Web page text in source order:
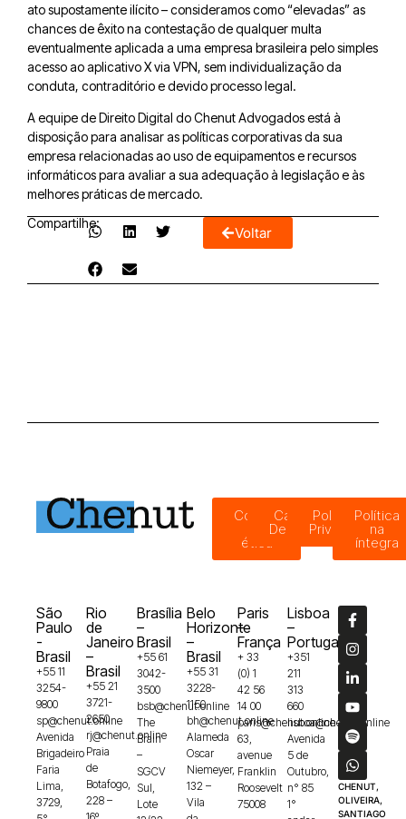
ato supostamente ilícito – consideramos como “elevadas” as
chances de êxito na contestação de qualquer multa
eventualmente aplicada a uma empresa brasileira pelo simples
acesso ao aplicativo X via VPN, sem individualização da
conduta, contraditório e devido processo legal.
A equipe de Direito Digital do Chenut Advogados está à
disposição para analisar as políticas corporativas da sua
empresa relacionadas ao uso de equipamentos e recursos
informáticos para avaliar a sua adequação à legislação e às
melhores práticas de mercado.
Compartilhe:
Voltar
Código
ética
Canal de
Denúncias
Política de
Privacidade
Política
na
íntegra
São
Paulo
-
Brasil
+55 11
3254-
9800
sp@chenut.online
Avenida
Brigadeiro
Faria
Lima,
3729,
Rio
de
Janeiro
–
Brasil
+55 21
3721-
2650
rj@chenut.online
Praia
de
Botafogo,
228 –
Brasília
–
Brasil
+55 61
3042-
3500
bsb@chenut.online
The
Brain
–
SGCV
Sul,
Lote
Belo
Horizonte
–
Brasil
+55 31
3228-
1150
bh@chenut.online
Alameda
Oscar
Niemeyer,
132 –
Vila
Paris
–
França
+ 33
(0) 1
42 56
14 00
paris@chenut.online
63,
avenue
Franklin
Roosevelt
75008
Lisboa
–
Portugal
+351
211
313
660
lisboa@chenut.online
Avenida
5 de
Outubro,
n° 85
1°
CHENUT,
OLIVEIRA,
SANTIAGO